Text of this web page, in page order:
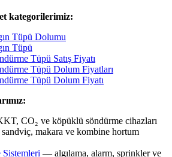
kategorilerimiz:
Tüpü Dolumu
Tüpü
Tüpü Satış Fiyatı
Tüpü Dolum Fiyatları
Tüpü Dolum Fiyatı
CO₂ ve köpüklü söndürme cihazları
makara ve kombine hortum
Sistemleri — algılama, alarm, sprinkler ve